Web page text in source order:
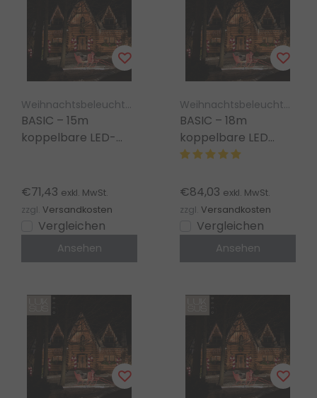
Weihnachtsbeleuchtung Luksus
BASIC – 15m
koppelbare LED-
warmweiß, 800 LEDs
€71,43 exkl. MwSt.
zzgl. Versandkosten
Vergleichen
Ansehen
Weihnachtsbeleuchtung Luksus
BASIC – 18m
koppelbare LED
Eiszapfen-
warmweiß 960 LEDs
€84,03 exkl. MwSt.
zzgl. Versandkosten
Vergleichen
Ansehen